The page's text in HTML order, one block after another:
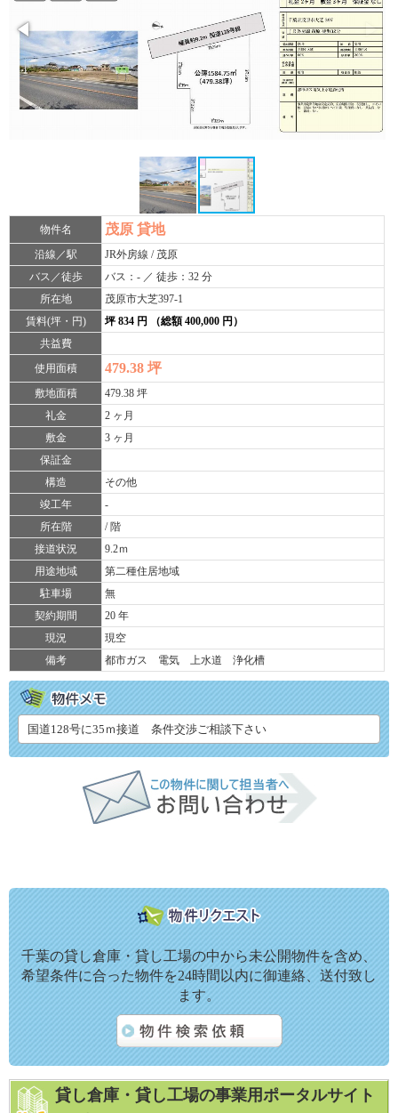
物件名 茂原 貸地
沿線／駅
JR外房線 / 茂原
バス／徒歩
バス：- ／ 徒歩：32 分
所在地
茂原市大芝397-1
賃料(坪・円)
坪 834 円 （総額 400,000 円）
共益費
使用面積
479.38 坪
敷地面積
479.38 坪
礼金
2 ヶ月
敷金
3 ヶ月
保証金
構造
その他
竣工年
-
所在階
/ 階
接道状況
9.2ｍ
用途地域
第二種住居地域
駐車場
無
契約期間
20 年
現況
現空
備考
都市ガス 電気 上水道 浄化槽
国道128号に35ｍ接道 条件交渉ご相談下さい
千葉の貸し倉庫・貸し工場の中から未公開物件を含め、
希望条件に合った物件を24時間以内に御連絡、送付致し
ます。
貸し倉庫・貸し工場の事業用ポータルサイト